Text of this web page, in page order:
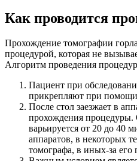
Как проводится
Прохождение томографии
процедурой, которая не
Алгоритм проведения
Пациент при
прикрепляют при
После стол заезжает в
прохождения процедуры.
варьируется от 20 до 40
аппаратов, в некоторых
томографа, в иных-за его